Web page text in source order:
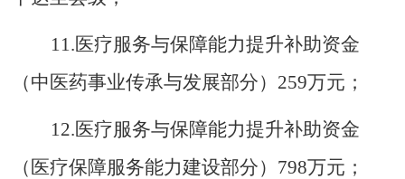
11.医疗服务与保障能力提升补助资金
（中医药事业传承与发展部分） 259万元；
12.医疗服务与保障能力提升补助资金
（医疗保障服务能力建设部分） 798万元；